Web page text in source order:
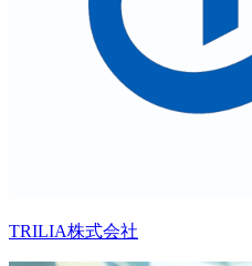
TRILIA株式会社